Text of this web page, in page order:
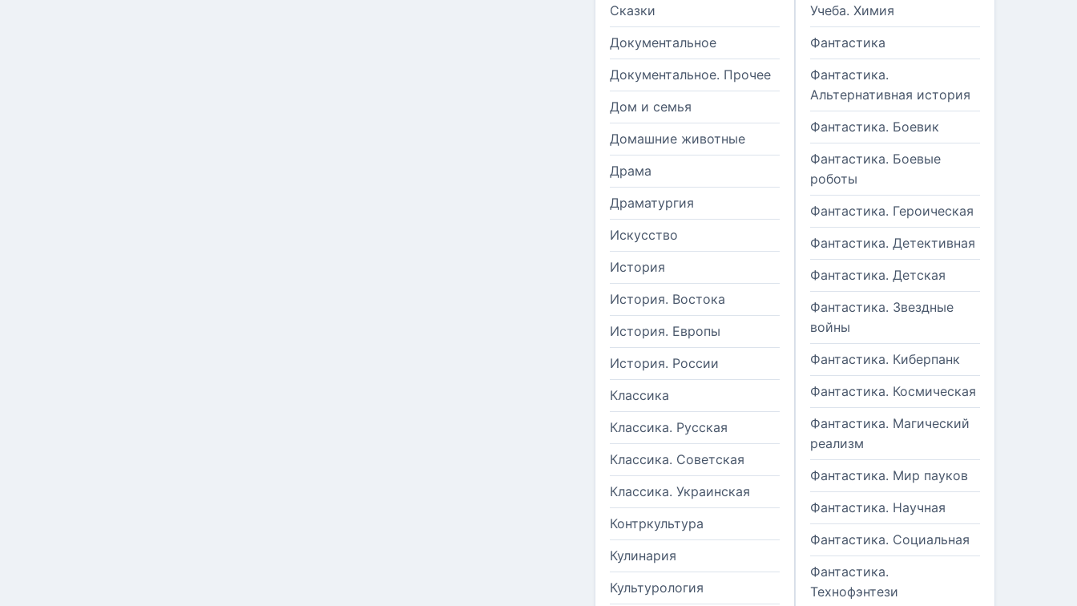
Сказки
Документальное
Документальное. Прочее
Дом и семья
Домашние животные
Драма
Драматургия
Искусство
История
История. Востока
История. Европы
История. России
Классика
Классика. Русская
Классика. Советская
Классика. Украинская
Контркультура
Кулинария
Культурология
Учеба. Химия
Фантастика
Фантастика.
Альтернативная история
Фантастика. Боевик
Фантастика. Боевые
роботы
Фантастика. Героическая
Фантастика. Детективная
Фантастика. Детская
Фантастика. Звездные
войны
Фантастика. Киберпанк
Фантастика. Космическая
Фантастика. Магический
реализм
Фантастика. Мир пауков
Фантастика. Научная
Фантастика. Социальная
Фантастика.
Технофэнтези